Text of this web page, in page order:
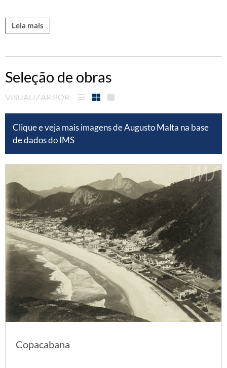
Leia mais
Seleção de obras
VISUALIZAR POR
Clique e veja mais imagens de Augusto Malta na base
de dados do IMS
Copacabana